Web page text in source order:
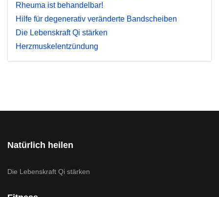
Rheuma ist behandelbar!
Hilfe für degenerativ veränderte Bandscheiben
Die Lebenskraft Qi stärken
Herzmuskelentzündung
Natürlich heilen
Die Lebenskraft Qi stärken